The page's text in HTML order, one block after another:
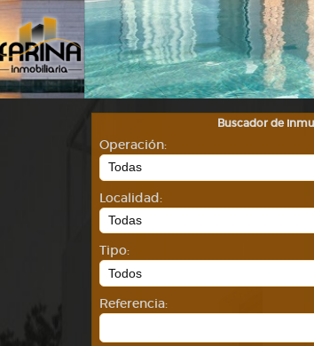
Buscador de
Operación:
Localidad:
Tipo:
Referencia: